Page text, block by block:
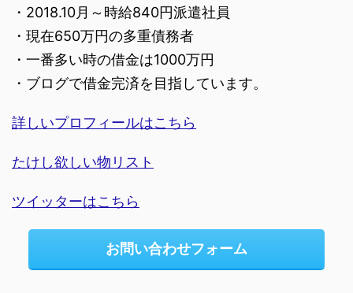
・2018.10月～時給840円派遣社員
・現在650万円の多重債務者
・一番多い時の借金は1000万円
・ブログで借金完済を目指しています。
詳しいプロフィールはこちら
たけし欲しい物リスト
ツイッターはこちら
お問い合わせフォーム